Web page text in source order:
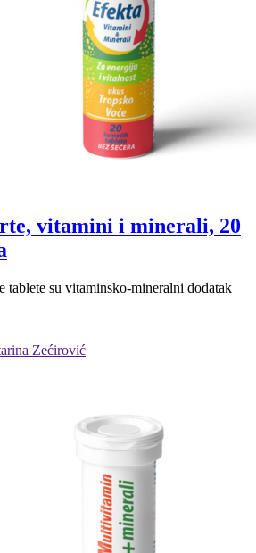
vitamini i minerali, 20
tablete su vitaminsko-mineralni dodatak
Zećirović